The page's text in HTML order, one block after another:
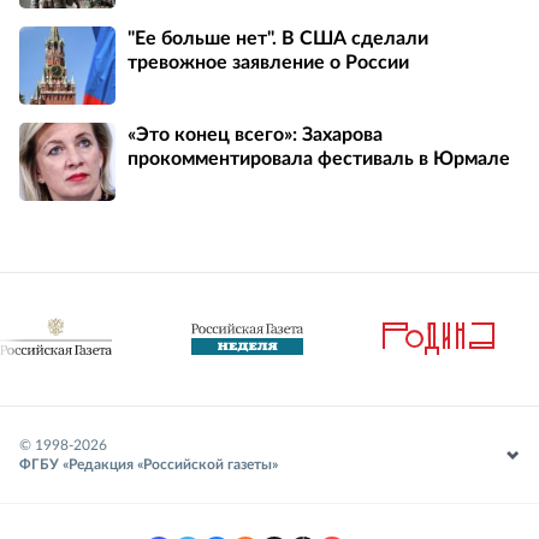
"Ее больше нет". В США сделали
тревожное заявление о России
«Это конец всего»: Захарова
прокомментировала фестиваль в Юрмале
© 1998-2026
ФГБУ «Редакция «Российской газеты»